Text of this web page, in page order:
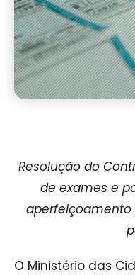
Resolução do
de exames e
aperfeiçoamento
O Ministério das